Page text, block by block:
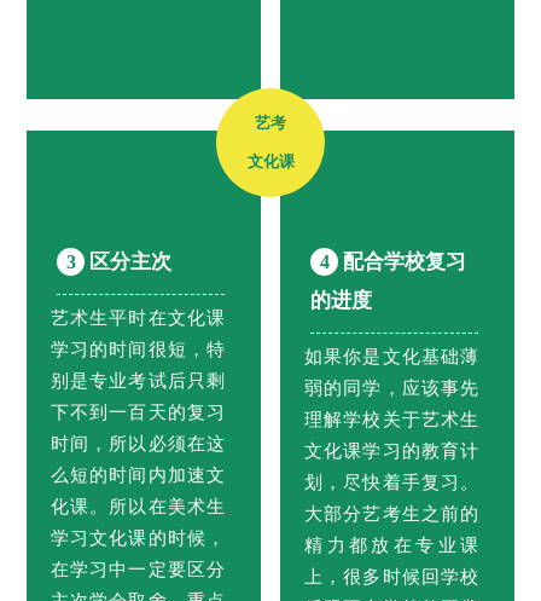
3 区分主次
艺术生平时在文化课
学习的时间很短，特
别是专业考试后只剩
下不到一百天的复习
时间，所以必须在这
么短的时间内加速文
化课。所以在美术生
学习文化课的时候，
在学习中一定要区分
4
配合学校复习
的进度
如果你是文化基础薄
弱的同学，应该事先
理解学校关于艺术生
文化课学习的教育计
划，尽快着手复习。
大部分艺考生之前的
精力都放在专业课
上，很多时候回学校
艺考
文化课